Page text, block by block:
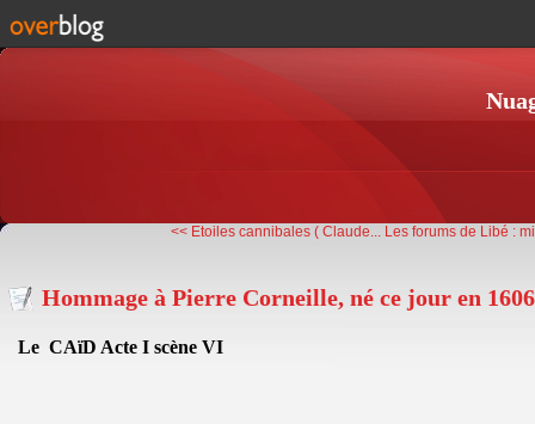
<< Etoiles cannibales ( Claude... Les forums de Libé :
Hommage à Pierre Corneille, né ce jour en 1606
Le CAïD Acte I scène VI